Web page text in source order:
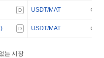
D USDT/MAT
D USDT/MAT
는 시장